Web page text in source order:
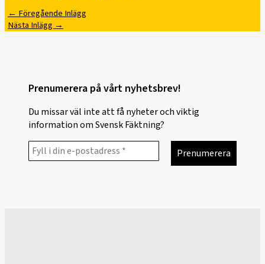
←Föregående Inlägg
Nästa Inlägg→
Prenumerera på vårt nyhetsbrev!
Du missar väl inte att få nyheter och viktig
information om Svensk Fäktning?